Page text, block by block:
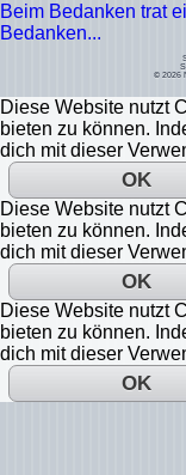
Beim Bedanken trat
Bedanken...
© 2026
Diese Website nutzt
bieten zu können.
dich mit dieser
OK
Diese Website nutzt
bieten zu können.
dich mit dieser
OK
Diese Website nutzt
bieten zu können.
dich mit dieser
OK